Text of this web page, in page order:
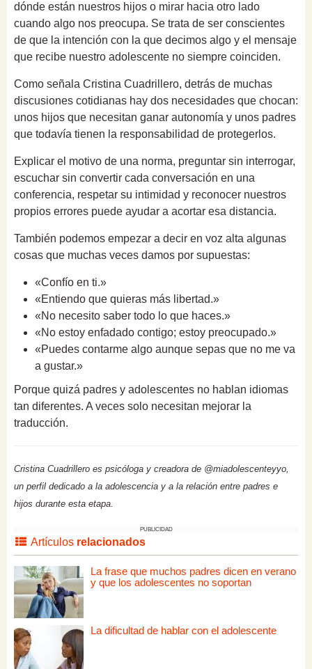
dónde están nuestros hijos o mirar hacia otro lado
cuando algo nos preocupa. Se trata de ser conscientes
de que la intención con la que decimos algo y el mensaje
que recibe nuestro adolescente no siempre coinciden.
Como señala Cristina Cuadrillero, detrás de muchas
discusiones cotidianas hay dos necesidades que chocan:
unos hijos que necesitan ganar autonomía y unos padres
que todavía tienen la responsabilidad de protegerlos.
Explicar el motivo de una norma, preguntar sin interrogar,
escuchar sin convertir cada conversación en una
conferencia, respetar su intimidad y reconocer nuestros
propios errores puede ayudar a acortar esa distancia.
También podemos empezar a decir en voz alta algunas
cosas que muchas veces damos por supuestas:
«Confío en ti.»
«Entiendo que quieras más libertad.»
«No necesito saber todo lo que haces.»
«No estoy enfadado contigo; estoy preocupado.»
«Puedes contarme algo aunque sepas que no me va
a gustar.»
Porque quizá padres y adolescentes no hablan idiomas
tan diferentes. A veces solo necesitan mejorar la
traducción.
Cristina Cuadrillero es psicóloga y creadora de @miadolescenteyyo,
un perfil dedicado a la adolescencia y a la relación entre padres e
hijos durante esta etapa.
PUBLICIDAD
Artículos relacionados
La frase que muchos padres dicen en verano
y que los adolescentes no soportan
La dificultad de hablar con el adolescente